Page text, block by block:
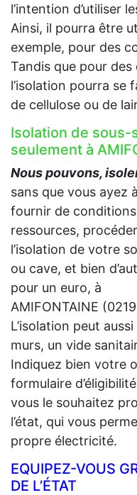
l’intention d’utiliser
Ainsi, il pourra être
exemple, pour des
Tandis que pour
l’isolation pourra se
de cellulose ou de
Isolation de sous-
seulement à
Nous pouvons,
sans que vous ayez à
fournir de
ressources,
l’isolation de votre
ou cave, et bien
pour un euro, à
AMIFONTAINE
L’isolation peut
murs, un vide
Indiquez bien votre
formulaire
vous le souhaitez
l’état, qui vous
propre électricité.
EQUIPEZ-VOUS
DE L’ÉTAT